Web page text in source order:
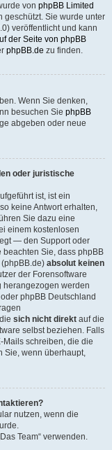
von phpBB Limited
geschützt. Sie wurde unter
veröffentlicht und kann
der Seite von phpBB
phpBB.de zu finden.
Wenn Sie denken,
besuchen Sie phpBB
abgeben oder neue
oder juristische
ist, ist ein
keine Antwort erhalten,
Sie dazu eine
einem kostenlosen
— den Support oder
beachten Sie, dass phpBB
absolut keinen
der Forensoftware
herangezogen werden
phpBB Deutschland
sich nicht direkt auf die
selbst beziehen. Falls
Mails schreiben, die die
Sie, wenn überhaupt,
nutzen, wenn die
Team“ verwenden.